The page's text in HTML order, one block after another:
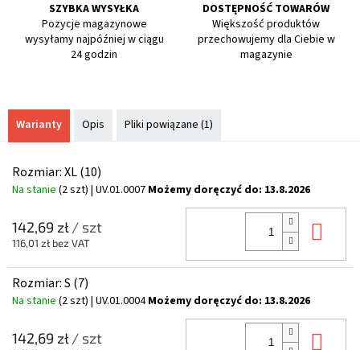
SZYBKA WYSYŁKA
Pozycje magazynowe
wysyłamy najpóźniej w ciągu
24 godzin
DOSTĘPNOŚĆ TOWARÓW
Większość produktów
przechowujemy dla Ciebie w
magazynie
Warianty Opis Pliki powiązane (1)
Rozmiar: XL (10)
Na stanie (2 szt) | UV.01.0007 Możemy doręczyć do: 13.8.2026
142,69 zł/ szt
116,01 zł bez VAT
Rozmiar: S (7)
Na stanie (2 szt) | UV.01.0004Możemy doręczyć do: 13.8.2026
142,69 zł/ szt